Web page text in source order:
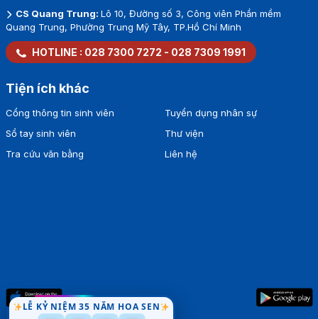
LỄ KỶ NIỆM 35 NĂM HOA SEN
CS Quang Trung: Lô 10, Đường số 3, Công viên Phần mềm
Quang Trung, Phường Trung Mỹ Tây, TP.Hồ Chí Minh
HOTLINE : 028 7300 7272 - 028 7309 1991
Tiện ích khác
Cổng thông tin sinh viên
Sổ tay sinh viên
Tra cứu văn bằng
Tuyển dụng nhân sự
Thư viện
Liên hệ